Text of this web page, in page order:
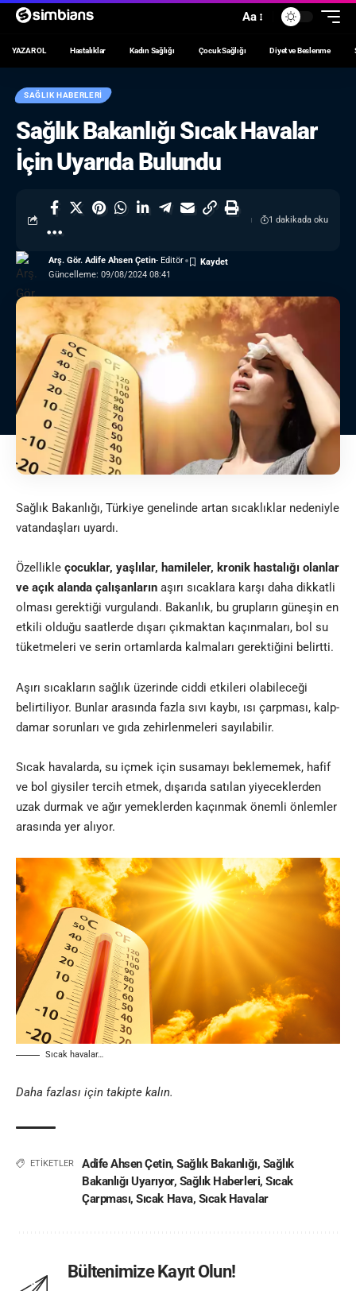
Aa
YAZAR OL Hastalıklar Kadın Sağlığı Çocuk Sağlığı Diyet ve Beslenme
SAĞLIK HABERLERI
Sağlık Bakanlığı Sıcak Havalar
İçin Uyarıda Bulundu
Güncelleme: 09/08/2024 08:41
Arş. Gör. Adife Ahsen Çetin- Editör
1 dakikada oku
Sağlık Bakanlığı, Türkiye genelinde artan sıcaklıklar nedeniyle
vatandaşları uyardı.
Özellikle çocuklar, yaşlılar, hamileler, kronik hastalığı olanlar
ve açık alanda çalışanların aşırı sıcaklara karşı daha dikkatli
olması gerektiği vurgulandı. Bakanlık, bu grupların güneşin en
etkili olduğu saatlerde dışarı çıkmaktan kaçınmaları, bol su
tüketmeleri ve serin ortamlarda kalmaları gerektiğini belirtti.
Aşırı sıcakların sağlık üzerinde ciddi etkileri olabileceği
belirtiliyor. Bunlar arasında fazla sıvı kaybı, ısı çarpması, kalp-
damar sorunları ve gıda zehirlenmeleri sayılabilir.
Sıcak havalarda, su içmek için susamayı beklememek, hafif
ve bol giysiler tercih etmek, dışarıda satılan yiyeceklerden
uzak durmak ve ağır yemeklerden kaçınmak önemli önlemler
arasında yer alıyor​.
Sıcak havalar…
Daha fazlası için takipte kalın.
ETİKETLER Adife Ahsen Çetin,Sağlık Bakanlığı, Sağlık
Bakanlığı Uyarıyor, Sağlık Haberleri,Sıcak
Çarpması,Sıcak Hava, Sıcak Havalar
Bültenimize Kayıt Olun!